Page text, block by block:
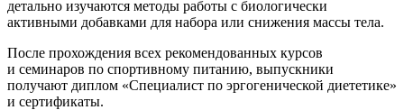
детально изучаются методы работы с биологически
активными добавками для набора или снижения массы тела.
После прохождения всех рекомендованных курсов
и семинаров по спортивному питанию, выпускники
получают диплом «Специалист по эргогенической диететике»
и сертификаты.